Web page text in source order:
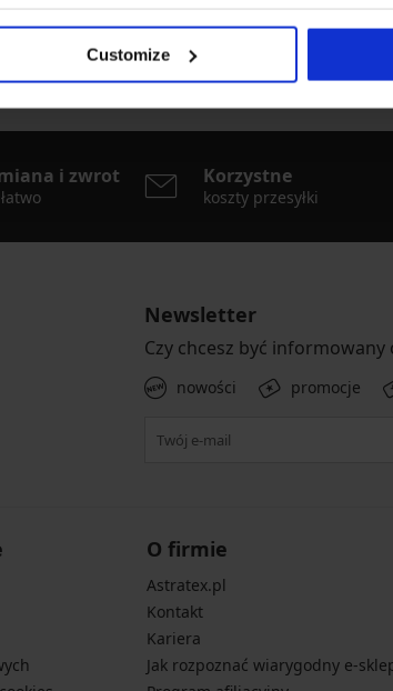
Customize
i zwrot Korzystne
koszty przesyłki
Newsletter
Czy chcesz być informowany
nowości promocje
O firmie
Astratex.pl
Kontakt
Kariera
Jak rozpoznać wiarygodny e-